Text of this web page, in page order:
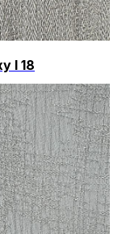
I 18